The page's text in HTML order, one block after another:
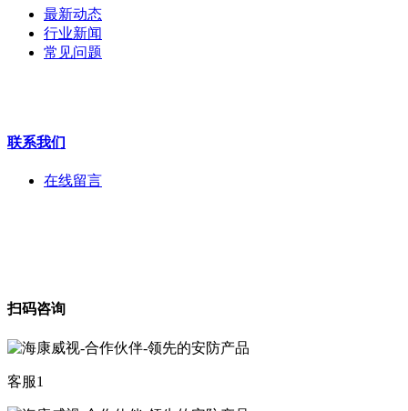
安检门
工程宝
海康机器人
最新动态
行业新闻
常见问题
联系我们
在线留言
扫码咨询
客服1